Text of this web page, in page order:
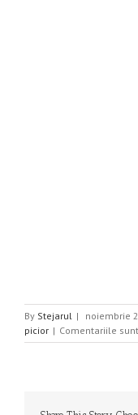
By Stejarul | noiembrie
picior | Comentariile